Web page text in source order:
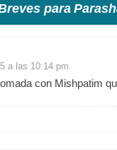
para
a las 10:14 pm
con Mishpatim